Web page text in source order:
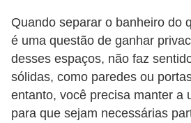
Quando separar o banheiro do
é uma questão de ganhar
desses espaços, não faz
sólidas, como paredes ou
entanto, você precisa manter a
para que sejam necessárias